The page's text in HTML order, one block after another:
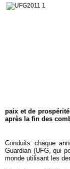
paix et de
après la fin des
Conduits chaque
Guardian (UFG, qui
monde utilisant les